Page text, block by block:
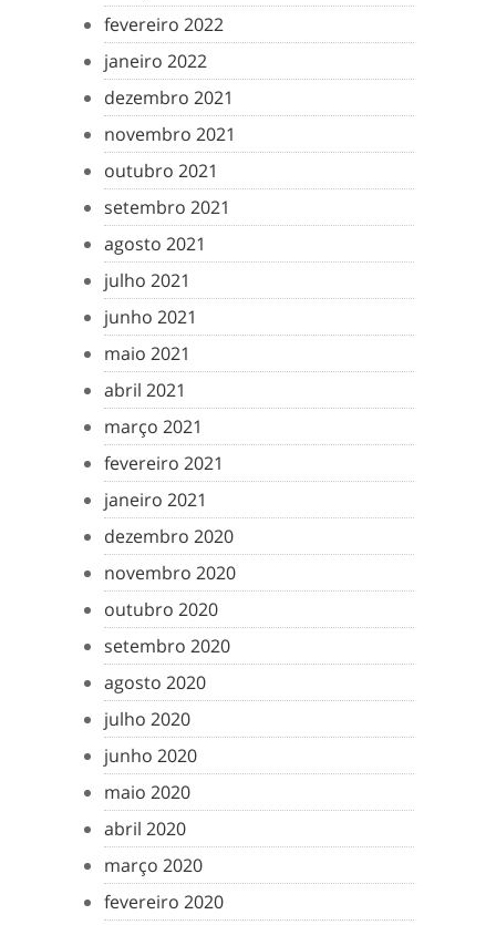
fevereiro 2022
janeiro 2022
dezembro 2021
novembro 2021
outubro 2021
setembro 2021
agosto 2021
julho 2021
junho 2021
maio 2021
abril 2021
março 2021
fevereiro 2021
janeiro 2021
dezembro 2020
novembro 2020
outubro 2020
setembro 2020
agosto 2020
julho 2020
junho 2020
maio 2020
abril 2020
março 2020
fevereiro 2020